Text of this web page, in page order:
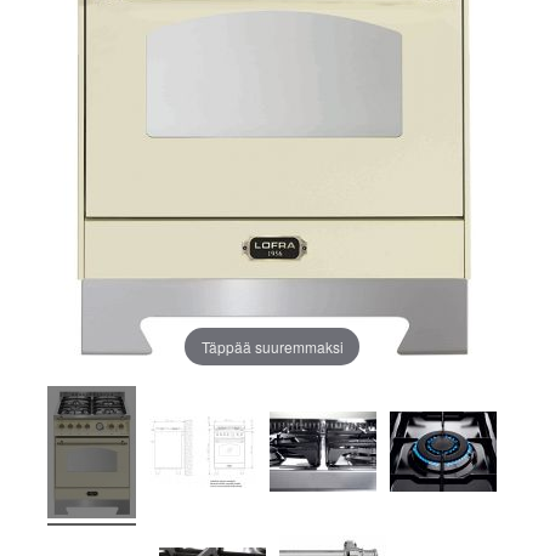
Täppää suuremmaksi